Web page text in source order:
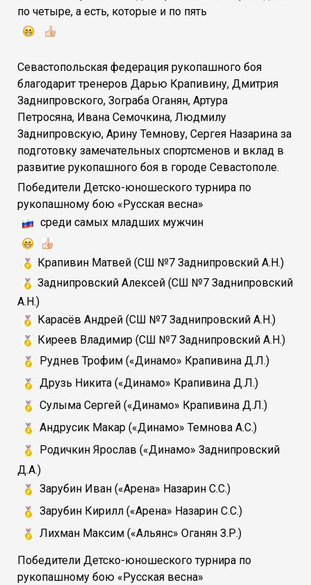
по четыре, а есть, которые и по пять
Севастопольская федерация рукопашного боя
благодарит тренеров Дарью Крапивину, Дмитрия
Заднипровского, Зограба Оганян, Артура
Петросяна, Ивана Семочкина, Людмилу
Заднипровскую, Арину Темнову, Сергея Назарина за
подготовку замечательных спортсменов и вклад в
развитие рукопашного боя в городе Севастополе.
Победители Детско-юношеского турнира по
рукопашному бою «Русская весна»
среди самых младших мужчин
Крапивин Матвей (СШ №7 Заднипровский А.Н.)
Заднипровский Алексей (СШ №7 Заднипровский
А.Н.)
Карасёв Андрей (СШ №7 Заднипровский А.Н.)
Киреев Владимир (СШ №7 Заднипровский А.Н.)
Руднев Трофим («Динамо» Крапивина Д.Л.)
Друзь Никита («Динамо» Крапивина Д.Л.)
Сулыма Сергей («Динамо» Крапивина Д.Л.)
Андрусик Макар («Динамо» Темнова А.С.)
Родичкин Ярослав («Динамо» Заднипровский
Д.А.)
Зарубин Иван («Арена» Назарин С.С.)
Зарубин Кирилл («Арена» Назарин С.С.)
Лихман Максим («Альянс» Оганян З.Р.)
Победители Детско-юношеского турнира по
рукопашному бою «Русская весна»